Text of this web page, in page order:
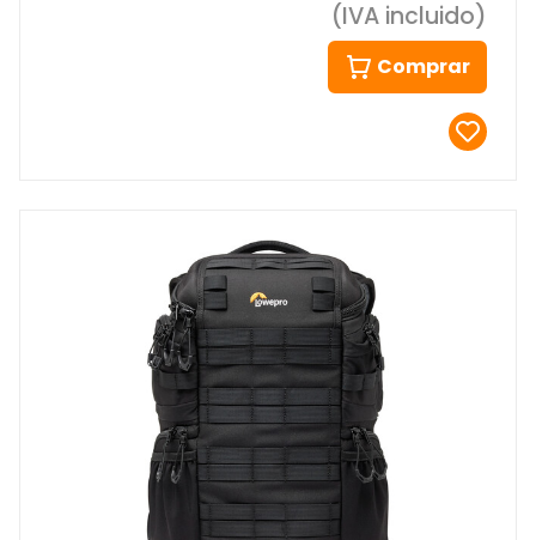
(IVA incluido)
Comprar